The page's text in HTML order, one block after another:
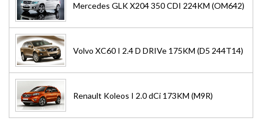
Mercedes GLK X204 350 CDI 224KM (OM642)
Volvo XC60 I 2.4 D DRIVe 175KM (D5 244T14)
Renault Koleos I 2.0 dCi 173KM (M9R)